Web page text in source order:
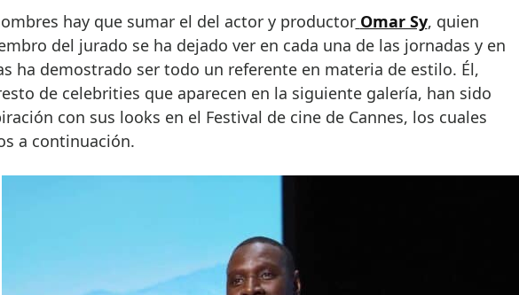
hay que sumar el del actor y productor Omar Sy, quien
del jurado se ha dejado ver en cada una de las jornadas y en
ha demostrado ser todo un referente en materia de estilo. Él,
de celebrities que aparecen en la siguiente galería, han sido
con sus looks en el Festival de cine de Cannes, los cuales
a continuación.